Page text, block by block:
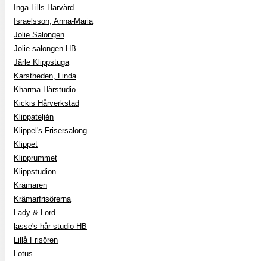
Inga-Lills Hårvård
Israelsson, Anna-Maria
Jolie Salongen
Jolie salongen HB
Järle Klippstuga
Karstheden, Linda
Kharma Hårstudio
Kickis Hårverkstad
Klippateljén
Klippel's Frisersalong
Klippet
Klipprummet
Klippstudion
Krämaren
Krämarfrisörerna
Lady & Lord
lasse's hår studio HB
Lillå Frisören
Lotus